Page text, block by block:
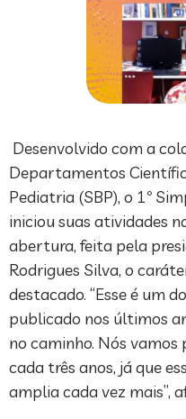
Desenvolvido com a
Departamentos
Pediatria (SBP), o 1º
iniciou suas atividades
abertura, feita pela
Rodrigues Silva, o
destacado. “Esse é um
publicado nos últimos
no caminho. Nós vamos
cada três anos, já que
amplia cada vez mais”,